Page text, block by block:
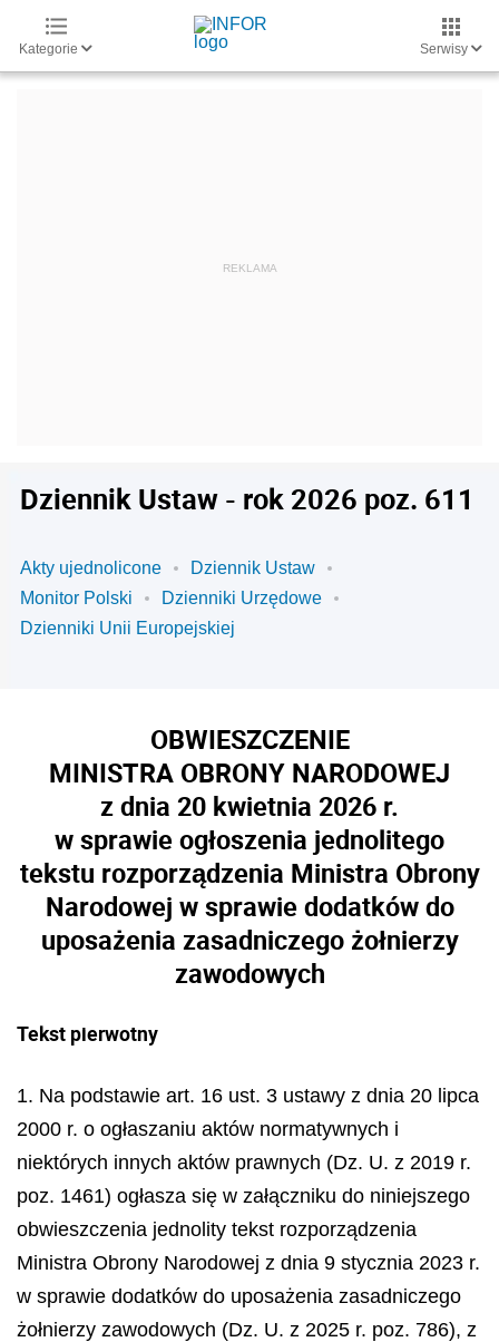
Kategorie Serwisy
Dziennik Ustaw - rok 2026 poz. 611
Akty ujednolicone
Dziennik Ustaw
Monitor Polski
Dzienniki Urzędowe
Dzienniki Unii Europejskiej
OBWIESZCZENIE
MINISTRA OBRONY NARODOWEJ
z dnia 20 kwietnia 2026 r.
w sprawie ogłoszenia jednolitego
tekstu rozporządzenia Ministra Obrony
Narodowej w sprawie dodatków do
uposażenia zasadniczego żołnierzy
zawodowych
Tekst pierwotny
1. Na podstawie art. 16 ust. 3 ustawy z dnia 20 lipca
2000 r. o ogłaszaniu aktów normatywnych i
niektórych innych aktów prawnych (Dz. U. z 2019 r.
poz. 1461) ogłasza się w załączniku do niniejszego
obwieszczenia jednolity tekst rozporządzenia
Ministra Obrony Narodowej z dnia 9 stycznia 2023 r.
w sprawie dodatków do uposażenia zasadniczego
żołnierzy zawodowych (Dz. U. z 2025 r. poz. 786), z